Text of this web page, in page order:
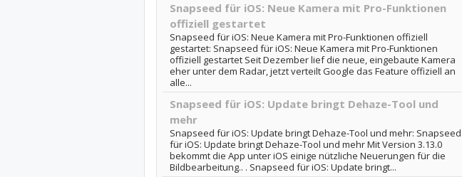
Snapseed für iOS: Neue Kamera mit Pro-Funktionen
offiziell gestartet
Snapseed für iOS: Neue Kamera mit Pro-Funktionen offiziell
gestartet: Snapseed für iOS: Neue Kamera mit Pro-Funktionen
offiziell gestartet Seit Dezember lief die neue, eingebaute Kamera
eher unter dem Radar, jetzt verteilt Google das Feature offiziell an
alle...
Snapseed für iOS: Update bringt Dehaze-Tool und
mehr
Snapseed für iOS: Update bringt Dehaze-Tool und mehr: Snapseed
für iOS: Update bringt Dehaze-Tool und mehr Mit Version 3.13.0
bekommt die App unter iOS einige nützliche Neuerungen für die
Bildbearbeitung.. . Snapseed für iOS: Update bringt...